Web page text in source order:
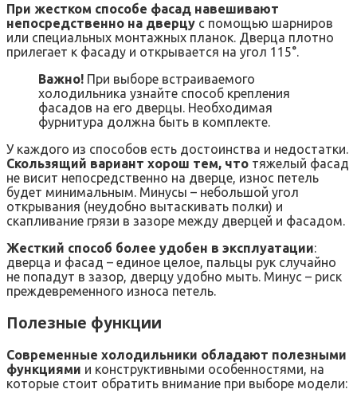
При жестком способе фасад навешивают
непосредственно на дверцу с помощью шарниров
или специальных монтажных планок. Дверца плотно
прилегает к фасаду и открывается на угол 115°.
Важно! При выборе встраиваемого
холодильника узнайте способ крепления
фасадов на его дверцы. Необходимая
фурнитура должна быть в комплекте.
У каждого из способов есть достоинства и недостатки.
Скользящий вариант хорош тем, что тяжелый фасад
не висит непосредственно на дверце, износ петель
будет минимальным. Минусы – небольшой угол
открывания (неудобно вытаскивать полки) и
скапливание грязи в зазоре между дверцей и фасадом.
Жесткий способ более удобен в эксплуатации:
дверца и фасад – единое целое, пальцы рук случайно
не попадут в зазор, дверцу удобно мыть. Минус – риск
преждевременного износа петель.
Полезные функции
Современные холодильники обладают полезными
функциями и конструктивными особенностями, на
которые стоит обратить внимание при выборе модели: